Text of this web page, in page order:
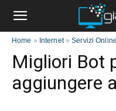
Home » Internet»Servizi Online
Migliori Bot
aggiungere